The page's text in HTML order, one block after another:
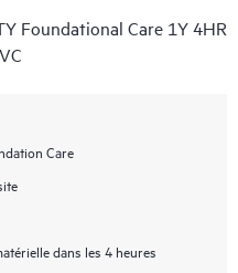
Foundational Care 1Y 4HR
Care
dans les 4 heures